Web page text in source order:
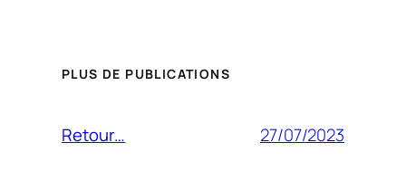
PLUS DE PUBLICATIONS
Retour… 27/07/2023